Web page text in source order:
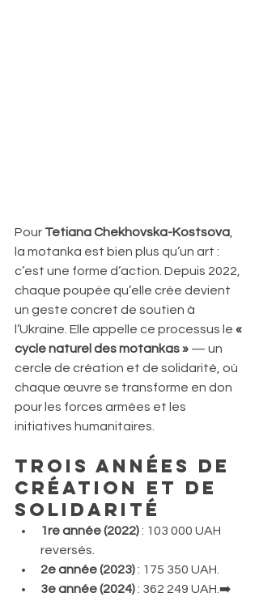
Pour Tetiana Chekhovska-Kostsova
la motanka est bien plus qu’un art :
c’est une forme d’action. Depuis 2022,
chaque poupée qu’elle crée devient
un geste concret de soutien à
l’Ukraine. Elle appelle ce processus le «
cycle naturel des motankas » — un
cercle de création et de solidarité, où
chaque œuvre se transforme en don
pour les forces armées et les
initiatives humanitaires.
Trois années de
création et de
solidarité
1re année (2022) : 103 000 UAH
reversés.
2e année (2023) : 175 350 UAH.
3e année (2024) : 362 249 UAH.➡️